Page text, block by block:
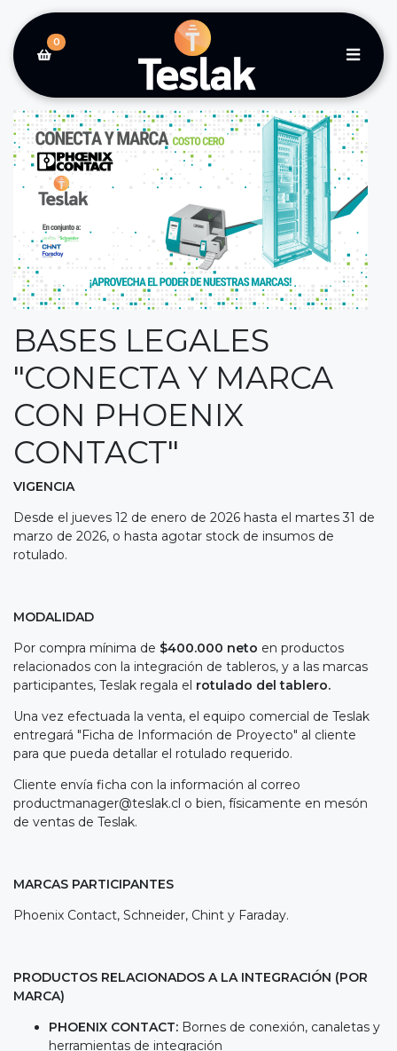
0
BASES LEGALES
"CONECTA Y MARCA
CON PHOENIX
CONTACT"
VIGENCIA
Desde el jueves 12 de enero de 2026 hasta el martes 31 de
marzo de 2026, o hasta agotar stock de insumos de
rotulado.
MODALIDAD
Por compra mínima de $400.000 neto en productos
relacionados con la integración de tableros, y a las marcas
participantes, Teslak regala el rotulado del tablero.
Una vez efectuada la venta, el equipo comercial de Teslak
entregará "Ficha de Información de Proyecto" al cliente
para que pueda detallar el rotulado requerido.
Cliente envía ficha con la información al correo
productmanager@teslak.cl o bien, físicamente en mesón
de ventas de Teslak.
MARCAS PARTICIPANTES
Phoenix Contact, Schneider, Chint y Faraday.
PRODUCTOS RELACIONADOS A LA INTEGRACIÓN (POR
MARCA)
PHOENIX CONTACT: Bornes de conexión, canaletas y
herramientas de integración